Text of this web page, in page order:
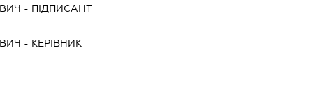
- ПІДПИСАНТ
- КЕРІВНИК